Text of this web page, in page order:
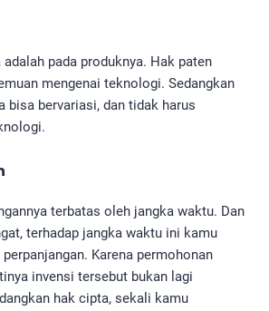
adalah pada produknya. Hak paten
mengenai teknologi. Sedangkan
bisa bervariasi, dan tidak harus
terbatas oleh jangka waktu. Dan
terhadap jangka waktu ini kamu
Karena permohonan
invensi tersebut bukan lagi
hak cipta, sekali kamu